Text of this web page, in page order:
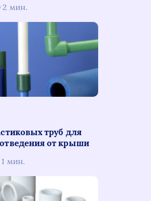
2 мин.
труб для
от крыши
1 мин.